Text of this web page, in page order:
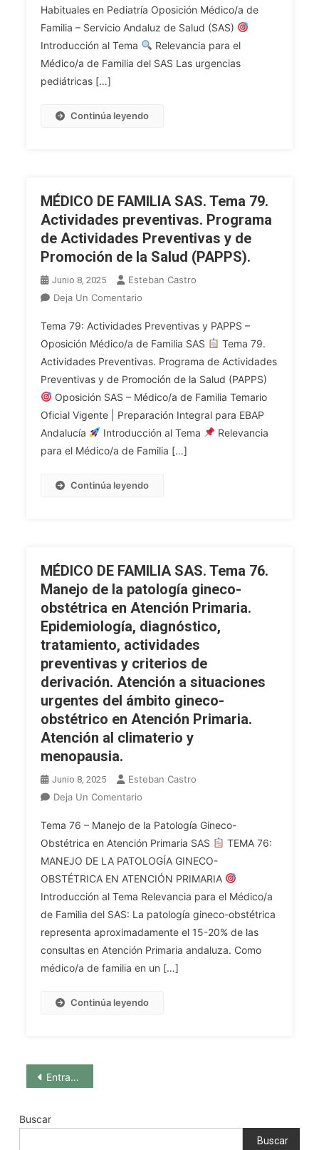
Medicación
En
El
Anciano.
Deprescripción.
81.
Urgencias
Pediátricas.
Lactante
Que
Dosis
Terapéuticas
Más
Habituales
Pediatría.
Habituales en Pediatría Oposición Médico/a de
Familia – Servicio Andaluz de Salud (SAS)
Introducción al Tema
Relevancia para el
Médico/a de Familia del SAS Las urgencias
pediátricas […]
Continúa leyendo
MÉDICO DE FAMILIA SAS. Tema 79.
Actividades preventivas. Programa
de Actividades Preventivas y de
Promoción de la Salud (PAPPS).
Junio 8, 2025
Esteban Castro
Deja Un Comentario
DE
FAMILIA
SAS.
Tema
79.
Actividades
Preventivas.
Programa
La
Salud
(PAPPS).
Tema 79: Actividades Preventivas y PAPPS –
Oposición Médico/a de Familia SAS
Tema 79.
Actividades Preventivas. Programa de Actividades
Preventivas y de Promoción de la Salud (PAPPS)
Oposición SAS – Médico/a de Familia Temario
Oficial Vigente | Preparación Integral para EBAP
Andalucía
Introducción al Tema
Relevancia
para el Médico/a de Familia […]
Continúa leyendo
MÉDICO DE FAMILIA SAS. Tema 76.
Manejo de la patología gineco-
obstétrica en Atención Primaria.
Epidemiología, diagnóstico,
tratamiento, actividades
preventivas y criterios de
derivación. Atención a situaciones
urgentes del ámbito gineco-
obstétrico en Atención Primaria.
Atención al climaterio y
menopausia.
Junio 8, 2025
Esteban Castro
Deja Un Comentario
DE
FAMILIA
SAS.
Tema
76.
Manejo
De
La
Gineco-
En
Tema 76 – Manejo de la Patología Gineco-
Obstétrica en Atención Primaria SAS
TEMA 76:
MANEJO DE LA PATOLOGÍA GINECO-
OBSTÉTRICA EN ATENCIÓN PRIMARIA
Introducción al Tema Relevancia para el Médico/a
de Familia del SAS: La patología gineco-obstétrica
representa aproximadamente el 15-20% de las
consultas en Atención Primaria andaluza. Como
médico/a de familia en un […]
Continúa leyendo
Navegación
entradas
Entradas anteriores
Buscar
Buscar